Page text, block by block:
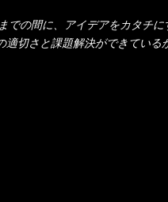
の間に、アイデアをカタチ
切さと課題解決ができている